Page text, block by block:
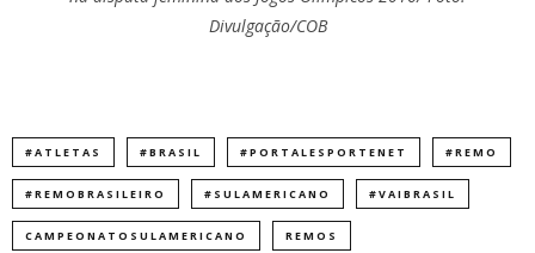
Divulgação/COB
#ATLETAS #BRASIL #PORTALESPORTENET #REMO
#REMOBRASILEIRO #SULAMERICANO #VAIBRASIL
CAMPEONATOSULAMERICANO REMOS